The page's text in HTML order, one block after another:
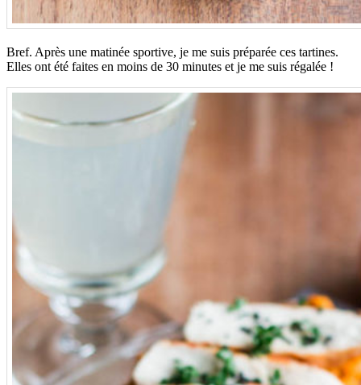
Bref. Après une matinée sportive, je me suis préparée ces tartines.
Elles ont été faites en moins de 30 minutes et je me suis régalée !